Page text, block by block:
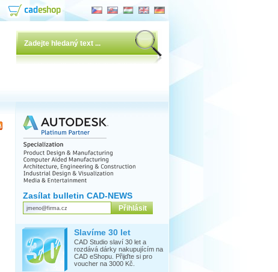
Zasílat bulletin CAD-NEWS
Slavíme 30 let
CAD Studio slaví 30 let a
rozdává dárky nakupujícím na
CAD eShopu. Přijďte si pro
voucher na 3000 Kč.